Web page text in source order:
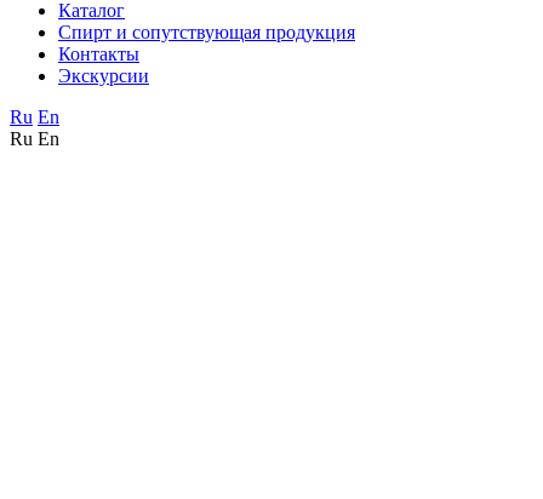
Каталог
Спирт и сопутствующая продукция
Контакты
Экскурсии
Ru En
Ru En